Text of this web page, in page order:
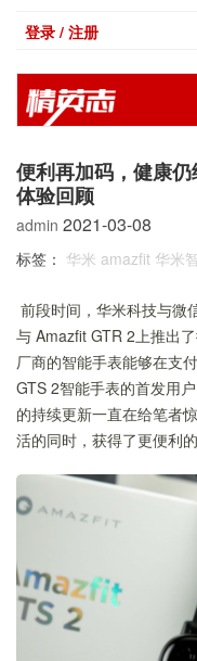
登录 / 注册
便利再加码，健康
体验回顾
admin 2021-03-08
标签： 华米 amazfit 华米
前段时间，华米科技与微
与 Amazfit GTR 2上推出
厂商的智能手表能够在支
GTS 2智能手表的首发用
的持续更新一直在给笔者
活的同时，获得了更便利的